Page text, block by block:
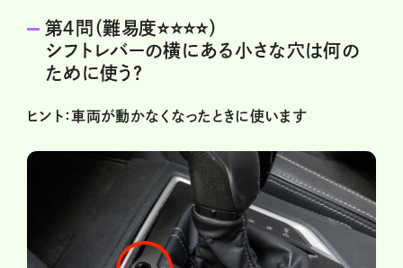
第４問（難易度⭐️⭐️⭐️⭐️）
シフトレバーの横にある小さな穴は何の
ために使う？
ヒント：車両が動かなくなったときに使います